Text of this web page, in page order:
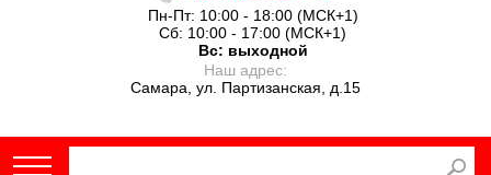
Пн-Пт: 10:00 - 18:00 (МСК+1)
Сб: 10:00 - 17:00 (МСК+1)
Вс: выходной
Наш адрес:
Самара, ул. Партизанская, д.15